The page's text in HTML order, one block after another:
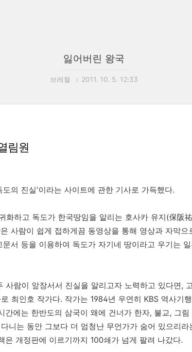
잃어버린 왕국
브레첼 2011. 10. 5. 12:33
림원
의 진실'이라는 사이트에 관한 기사로 가득했다.
화하고 독도가 한국땅임을 알리는 호사카 유지(保阪
사람이 쉽게 접하게끔 동영상을 통해 영상과 자막
서 등을 이용하여 독도가 자기네 땅이라고 우기는
사람이 앞장서서 진실을 알리고자 노력하고 있다면,
최인호 작가다. 작가는 1984년 우연히 KBS 역사기
간에는 한반도의 삼국이 왜에 건너가 한자, 불교, 그
니는 동안 그보다 더 엄청난 무언가가 숨어 있으리
은 개정판에 이르기까지 100쇄가 넘게 팔려 나갔다.